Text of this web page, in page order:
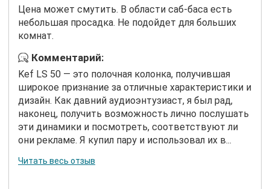
Цена может смутить. В области саб-баса есть
небольшая просадка. Не подойдет для больших
комнат.
Комментарий:
Kef LS 50 — это полочная колонка, получившая
широкое признание за отличные характеристики и
дизайн. Как давний аудиоэнтузиаст, я был рад,
наконец, получить возможность лично послушать
эти динамики и посмотреть, соответствуют ли
они рекламе. Я купил пару и использовал их в...
Читать весь отзыв